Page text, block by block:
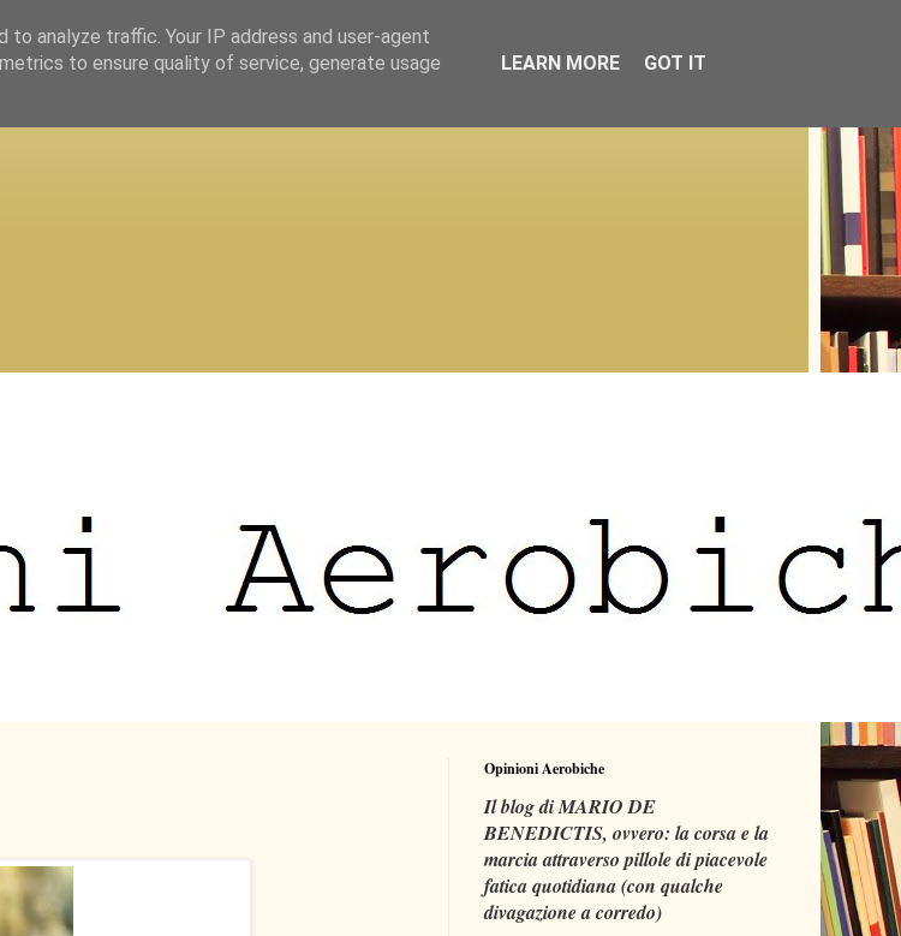
Opinioni Aerobiche
Il blog di MARIO DE
BENEDICTIS, ovvero: la corsa e la
marcia attraverso pillole di piacevole
fatica quotidiana (con qualche
divagazione a corredo)
analyze traffic. Your IP address and user-agent
to ensure quality of service, generate usage
LEARN MORE GOT IT